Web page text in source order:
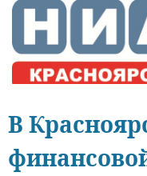
В